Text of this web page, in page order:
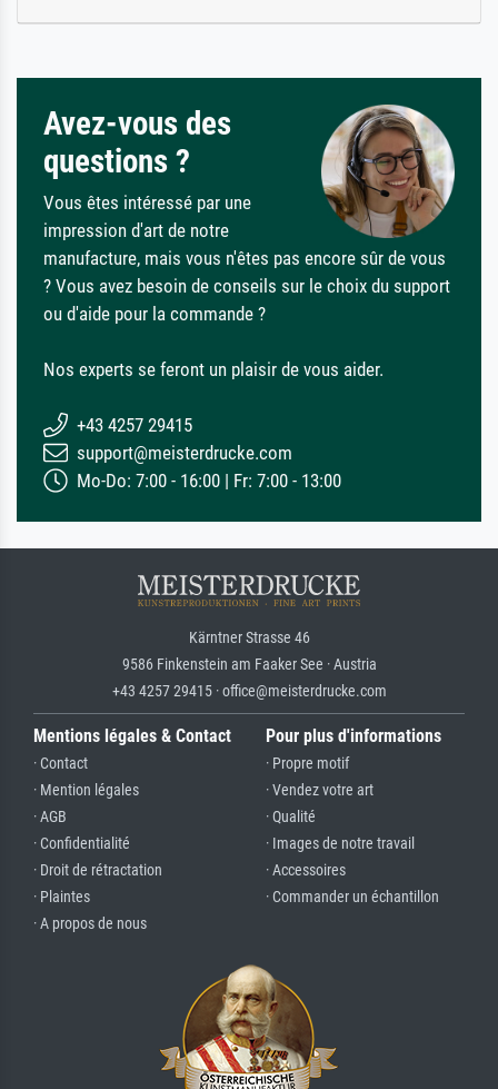
Avez-vous des
questions ?
Vous êtes intéressé par une
impression d'art de notre
manufacture, mais vous n'êtes pas encore sûr de vous
? Vous avez besoin de conseils sur le choix du support
ou d'aide pour la commande ?
Nos experts se feront un plaisir de vous aider.
+43 4257 29415
support@meisterdrucke.com
Mo-Do: 7:00 - 16:00 | Fr: 7:00 - 13:00
Kärntner Strasse 46
9586 Finkenstein am Faaker See · Austria
+43 4257 29415 · office@meisterdrucke.com
Mentions légales & Contact
· Contact
· Mention légales
· AGB
· Confidentialité
· Droit de rétractation
· Plaintes
· A propos de nous
Pour plus d'informations
· Propre motif
· Vendez votre art
· Qualité
· Images de notre travail
· Accessoires
· Commander un échantillon